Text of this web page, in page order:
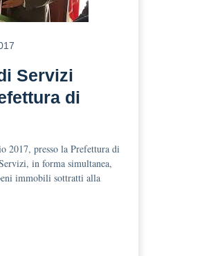
Servizi
di
2017, presso la Prefettura di
in forma simultanea,
immobili sottratti alla